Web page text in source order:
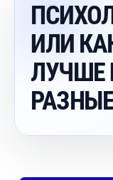
ИЛИ
ЛУЧШЕ